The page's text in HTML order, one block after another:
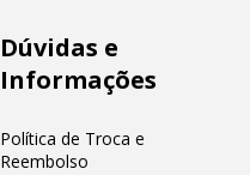
Dúvidas e
Informações
Política de Troca e
Reembolso